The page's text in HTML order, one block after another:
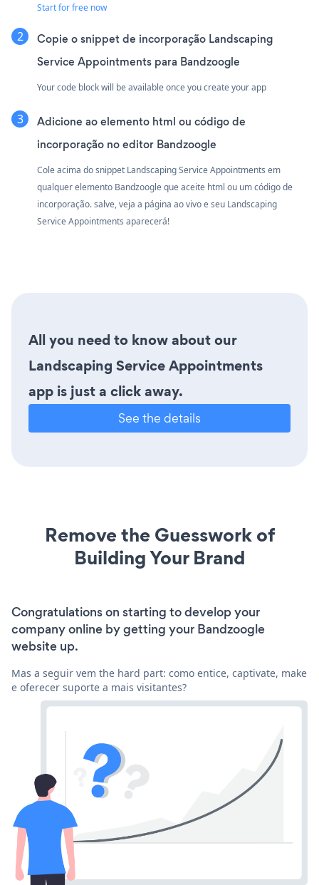
Start for free now
Copie o snippet de incorporação Landscaping
Service Appointments para Bandzoogle
Your code block will be available once you create your app
Adicione ao elemento html ou código de
incorporação no editor Bandzoogle
Cole acima do snippet Landscaping Service Appointments em
qualquer elemento Bandzoogle que aceite html ou um código de
incorporação. salve, veja a página ao vivo e seu Landscaping
Service Appointments aparecerá!
All you need to know about our
Landscaping Service Appointments
app is just a click away.
See the details
Remove the Guesswork of
Building Your Brand
Congratulations on starting to develop your
company online by getting your Bandzoogle
website up.
Mas a seguir vem the hard part: como entice, captivate, make
e oferecer suporte a mais visitantes?